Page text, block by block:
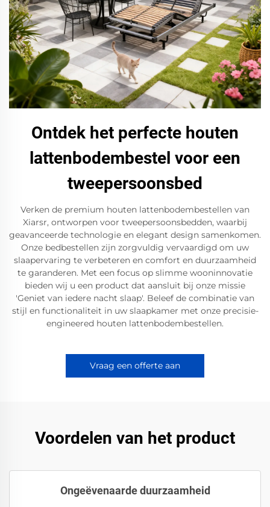
Ontdek het perfecte houten
lattenbodembestel voor een
tweepersoonsbed
Verken de premium houten lattenbodembestellen van
Xiarsr, ontworpen voor tweepersoonsbedden, waarbij
geavanceerde technologie en elegant design samenkomen.
Onze bedbestellen zijn zorgvuldig vervaardigd om uw
slaapervaring te verbeteren en comfort en duurzaamheid
te garanderen. Met een focus op slimme wooninnovatie
bieden wij u een product dat aansluit bij onze missie
'Geniet van iedere nacht slaap'. Beleef de combinatie van
stijl en functionaliteit in uw slaapkamer met onze precisie-
engineered houten lattenbodembestellen.
Vraag een offerte aan
Voordelen van het product
Ongeëvenaarde duurzaamheid